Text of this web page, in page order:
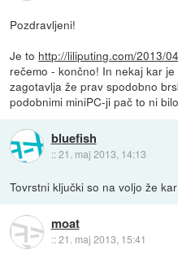
Pozdravljeni!
Je to http://liliputing.com/2013/
rečemo - končno! In nekaj kar
zagotavlja že prav spodobno
podobnimi miniPC-ji pač to ni
bluefish
::21. maj 2013, 14:13
Tovrstni ključki so na voljo že
moat
::21. maj 2013, 15:41